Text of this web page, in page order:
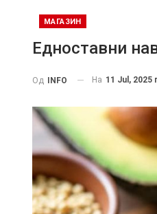
МАГАЗИН
Едноставни
Од INFO На 11 Jul, 2025